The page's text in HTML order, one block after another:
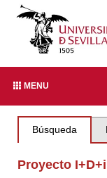
MENU
Búsqueda
Proyecto I+D+i